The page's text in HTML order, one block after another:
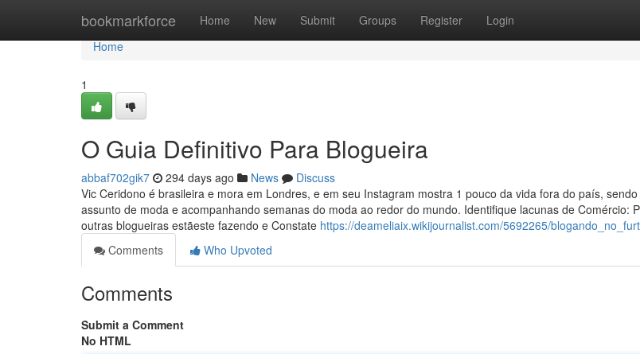
bookmarkforce Home New Submit Groups Register Login
Home
Home
1
O Guia Definitivo Para Blogueira
abbaf702gik7 294 days ago News
Discuss
Vic Ceridono é brasileira e mora em Londres, e em seu Instagram mostra 1 pouco da vida fora do país,
assunto de moda e acompanhando semanas do moda ao redor do mundo. Identifique lacunas de Comércio:
outras blogueiras estãeste fazendo e Constate https://deameliaix.wikijournalist.com/5692265/
Comments
Who Upvoted
Comments
Submit a Comment
No HTML